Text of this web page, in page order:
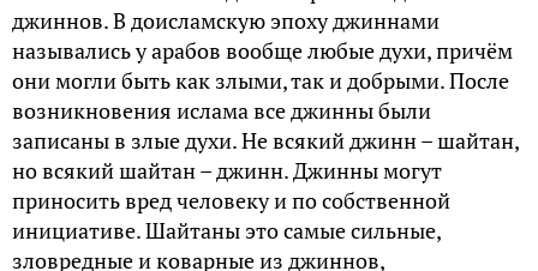
джиннов. В доисламскую эпоху джиннами
назывались у арабов вообще любые духи, причём
они могли быть как злыми, так и добрыми. После
возникновения ислама все джинны были
записаны в злые духи. Не всякий джинн – шайтан,
но всякий шайтан – джинн. Джинны могут
приносить вред человеку и по собственной
инициативе. Шайтаны это самые сильные,
зловредные и коварные из джиннов,